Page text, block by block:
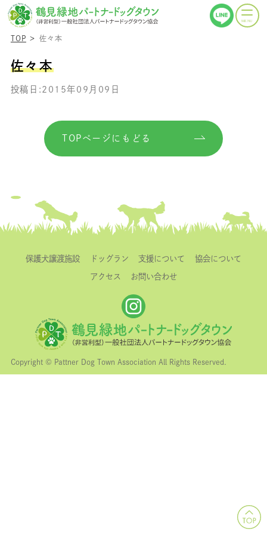
TOP 佐々本
佐々本
投稿日:2015年09月09日
TOPページにもどる
保護犬譲渡施設 ドッグラン 支援について 協会について
アクセス お問い合わせ
Copyright © Pattner Dog Town Association All Rights Reserved.